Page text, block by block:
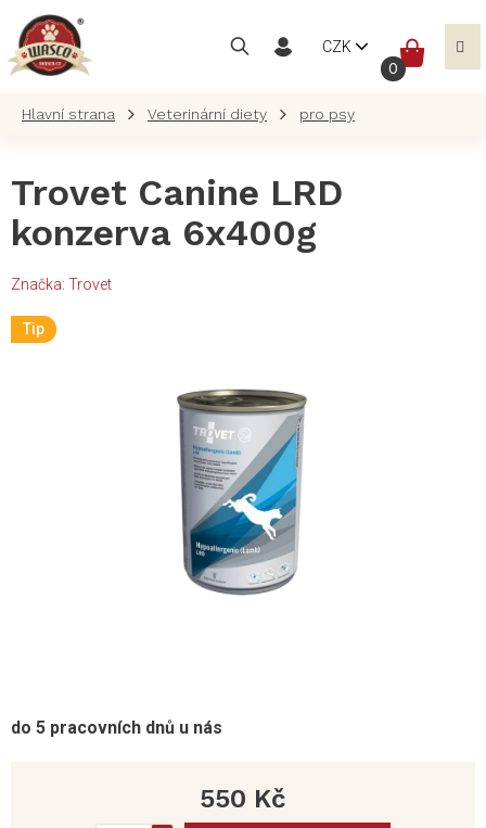
obsah
CZK
Veterinární diety pro psy
Trovet Canine LRD
konzerva 6x400g
Značka: Trovet
Tip
do 5 pracovních dnů u nás
550 Kč